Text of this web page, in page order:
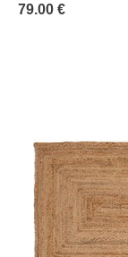
79.00 €